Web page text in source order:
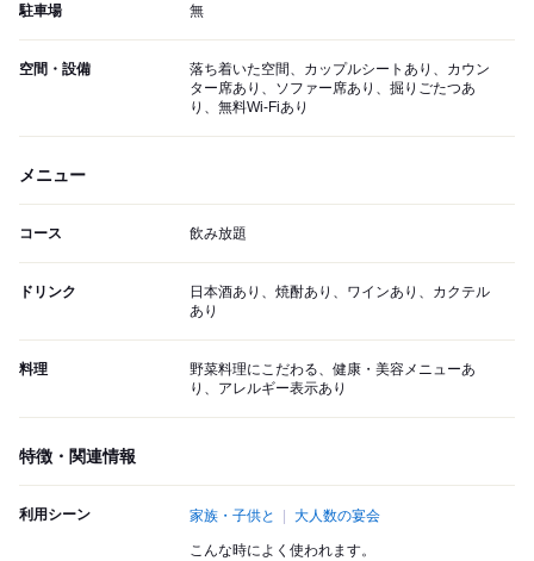
駐車場 無
空間・設備
落ち着いた空間、カップルシートあり、カウン
ター席あり、ソファー席あり、掘りごたつあ
り、無料Wi-Fiあり
メニュー
コース 飲み放題
ドリンク
日本酒あり、焼酎あり、ワインあり、カクテル
あり
料理
野菜料理にこだわる、健康・美容メニューあ
り、アレルギー表示あり
特徴・関連情報
利用シーン 家族・子供と 大人数の宴会
こんな時によく使われます。